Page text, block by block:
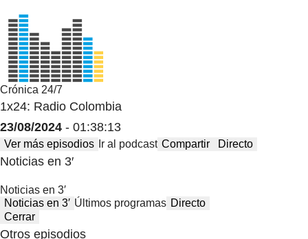
Crónica 24/7
1x24: Radio Colombia
23/08/2024 - 01:38:13
Ver más episodios Ir al podcast Compartir Directo
Noticias en 3′
Noticias en 3′
Noticias en 3′ Últimos programas Directo
Cerrar
Otros episodios